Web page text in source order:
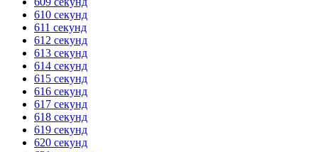
610 секунд
611 секунд
612 секунд
613 секунд
614 секунд
615 секунд
616 секунд
617 секунд
618 секунд
619 секунд
620 секунд